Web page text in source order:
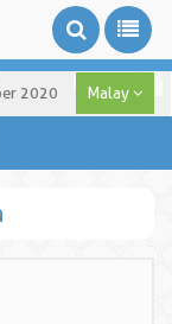
2020 Malay